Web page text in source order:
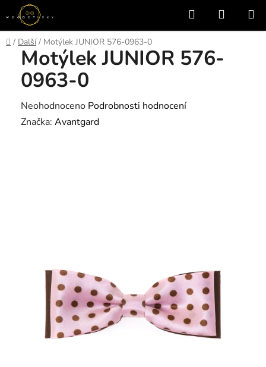
Přejít
na
obsah
Hledat
KOŠÍK
Domů
/ Další / Motýlek JUNIOR 576-0963-0
Motýlek JUNIOR 576-
0963-0
Průměrné
hodnocení
Neohodnoceno Podrobnosti hodnocení
Značka: Avantgard